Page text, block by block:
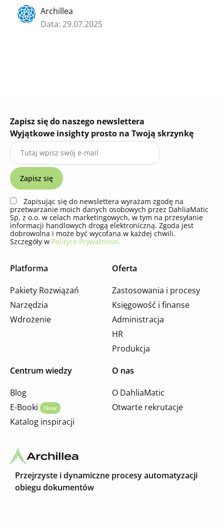
Archillea
Data: 29.07.2025
Zapisz się do naszego newslettera
Wyjątkowe insighty prosto na Twoją skrzynkę
Platforma
Pakiety Rozwiązań
Narzędzia
Wdrożenie
Oferta
Zastosowania i procesy
Księgowość i finanse
Administracja
HR
Produkcja
Centrum wiedzy
Blog
E-Booki
New
Katalog inspiracji
O nas
O DahliaMatic
Otwarte rekrutacje
Zapisując się do newslettera wyrażam zgodę na
przetwarzanie moich danych osobowych przez DahliaMatic
Sp. z o.o. w celach marketingowych, w tym na przesyłanie
informacji handlowych drogą elektroniczną. Zgoda jest
dobrowolna i może być wycofana w każdej chwili.
Szczegóły w Polityce Prywatności.
Przejrzyste i dynamiczne procesy automatyzacji
obiegu dokumentów